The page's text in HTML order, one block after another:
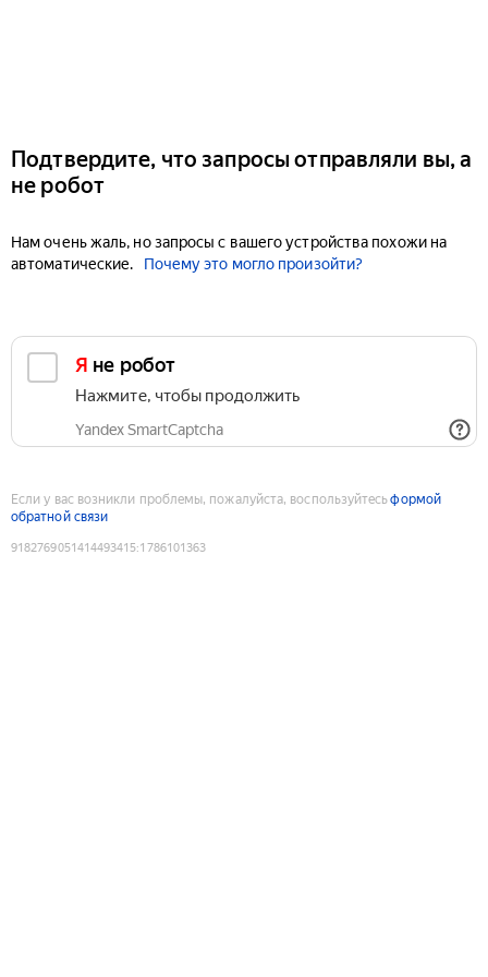
Подтвердите, что запросы отправляли вы, а
не робот
Нам очень жаль, но запросы с вашего устройства похожи на
автоматические.
Почему это могло произойти?
Я не робот
Нажмите, чтобы продолжить
Yandex SmartCaptcha
Если у вас возникли проблемы, пожалуйста, воспользуйтесьформой
обратной связи
9182769051414493415:1786101363